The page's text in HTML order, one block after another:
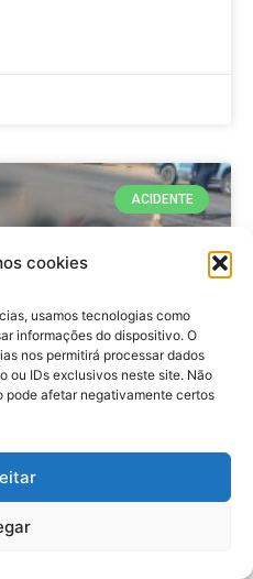
cookies
usamos tecnologias como
informações do dispositivo. O
nos permitirá processar dados
ou IDs exclusivos neste site. Não
pode afetar negativamente certos
ACIDENTE
do trabalho
em
na RN 118
RN